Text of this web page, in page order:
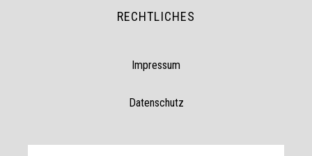
RECHTLICHES
Impressum
Datenschutz